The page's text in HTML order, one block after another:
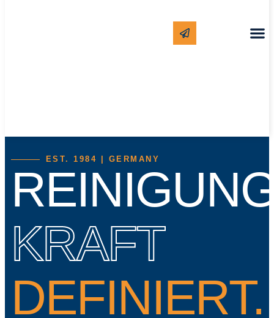
EST. 1984 | GERMANY
KRAFT
DEFINIERT.